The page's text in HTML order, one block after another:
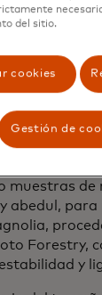
los
muestras de
abedul,
Forestry,
y
del sitio.
cookies
Gestión de